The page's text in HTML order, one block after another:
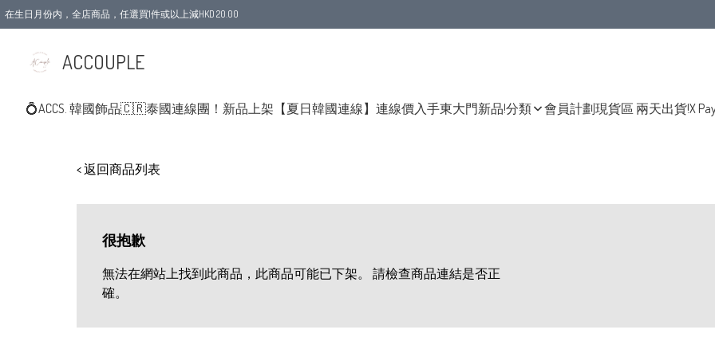
在生日月份内，全店商品，任選買1件或以上減HKD 20.00
ACCOUPLE
💍ACCS. 韓國飾品🇨🇷泰國連線團！新品上架 【夏日韓國連線】連線價入手東大門新品!分類 會員計劃現貨區 兩天出貨!X
< 返回商品列表
很抱歉
無法在網站上找到此商品，此商品可能已下架。 請檢查商品連結是否正
確。